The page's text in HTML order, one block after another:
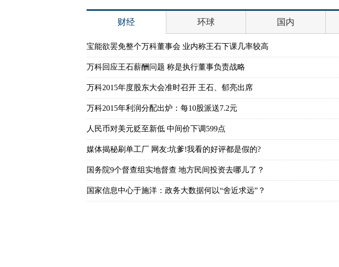
财经 环球 国内
宝能欲罢免整个万科董事会 业内称王石下课几率较高
万科回应王石薪酬问题 称是执行董事负责战略
万科2015年度股东大会准时召开 王石、郁亮出席
万科2015年利润分配出炉：每10股派送7.2元
人民币对美元贬至新低 中间价下调599点
媒体揭秘刷单工厂 网友:坑爹!我看的好评都是假的?
国务院9个督查组实地督查 地方民间投资去哪儿了？
国家信息中心于施洋：政务大数据何以“舍近求远”？